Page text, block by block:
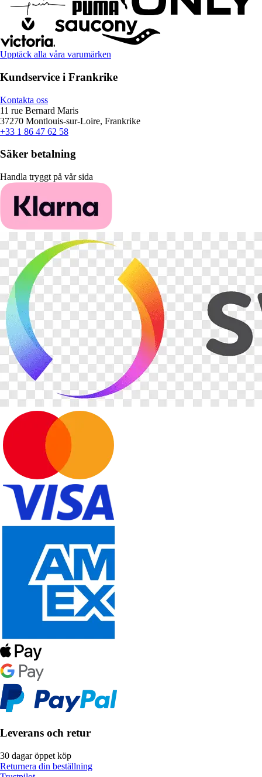
Upptäck alla våra varumärken
Kundservice i Frankrike
Kontakta oss
11 rue Bernard Maris
37270 Montlouis-sur-Loire, Frankrike
+33 1 86 47 62 58
Säker betalning
Handla tryggt på vår sida
Leverans och retur
30 dagar öppet köp
Returnera din beställning